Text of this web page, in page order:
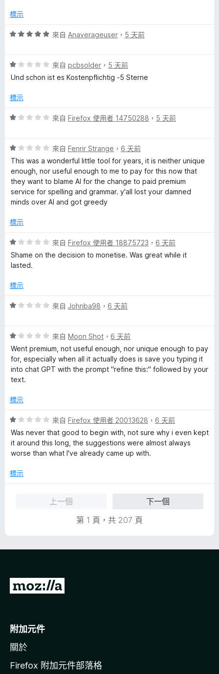
，
分
標示
評
分
，
分
分
來自 Anaverageuser ， 5 天前
評
價
分
滿
分
來自 pcbsolder ， 5 天前
Und schon ist es Kostenpflichtig -5 Sterne
標示
評
分
，
滿
分
5
分
來自 Firefox 使用者 14750288 ， 5 天前
評
價
1
分
，
滿
5
來自 Fenrir Strange ， 6 天前
This was a wonderful little tool for years, it is neither unique
enough, nor useful enough to me to pay for this now that
they want to blame AI for the change to paid premium
service for spelling and grammar. y'all lost your damned
minds over AI and got greedy
標示
評
價
1
，
分
來自 Firefox 使用者 18875723 ， 6 天前
Shame on the decision to monetise. Was great while it
lasted.
標示
評
分
，
滿
分
5
來自 Johnba98 ， 6 天前
評
價
1
分
，
分
分
來自 Moon Shot ， 6 天前
Went premium, not useful enough, nor unique enough to pay
for, especially when all it actually does is save you typing it
into chat GPT with the prompt "refine this:" followed by your
text.
標示
評
價
1
分
滿
來自 Firefox 使用者 20013628 ， 6 天前
Was never that good to begin with, not sure why i even kept
it around this long, the suggestions were almost always
worse than what I've already came up with.
標示
上一個
下一個
第 1 頁，共 207 頁
前
o
i
l
附加元件
關於
Firefox 附加元件部落格